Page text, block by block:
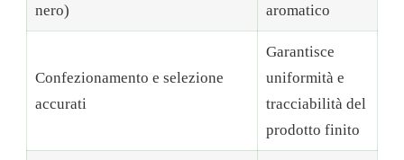
nero)
aromatico
Confezionamento e selezione
accurati
Garantisce
uniformità e
tracciabilità del
prodotto finito